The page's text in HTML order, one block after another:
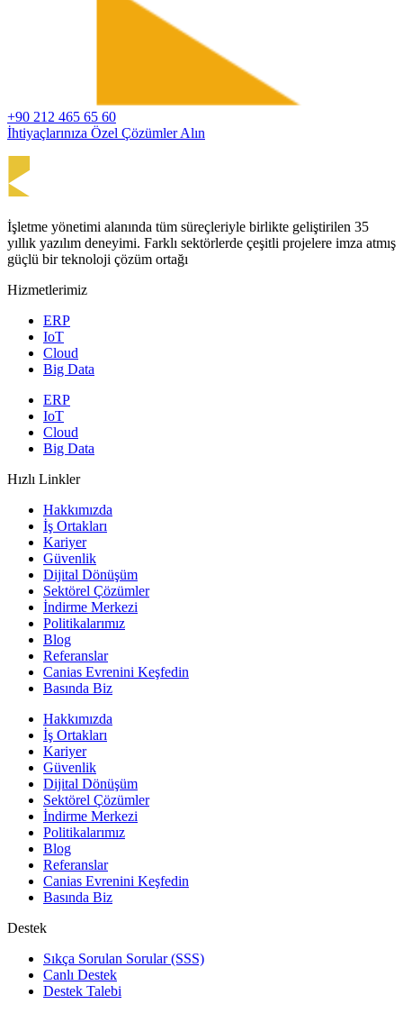
+90 212 465 65 60
İhtiyaçlarınıza Özel Çözümler Alın
İşletme yönetimi alanında tüm süreçleriyle birlikte geliştirilen 35
yıllık yazılım deneyimi. Farklı sektörlerde çeşitli projelere imza atmış
güçlü bir teknoloji çözüm ortağı
Hizmetlerimiz
ERP
IoT
Cloud
Big Data
ERP
IoT
Cloud
Big Data
Hızlı Linkler
Hakkımızda
İş Ortakları
Kariyer
Güvenlik
Dijital Dönüşüm
Sektörel Çözümler
İndirme Merkezi
Politikalarımız
Blog
Referanslar
Canias Evrenini Keşfedin
Basında Biz
Hakkımızda
İş Ortakları
Kariyer
Güvenlik
Dijital Dönüşüm
Sektörel Çözümler
İndirme Merkezi
Politikalarımız
Blog
Referanslar
Canias Evrenini Keşfedin
Basında Biz
Destek
Sıkça Sorulan Sorular (SSS)
Canlı Destek
Destek Talebi